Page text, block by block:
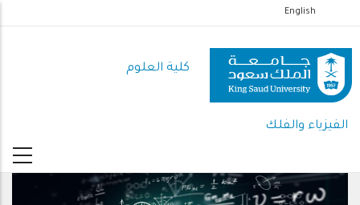
إلى
المحتوى
الرئيسي
English
كلية العلوم
الفيزياء والفلك